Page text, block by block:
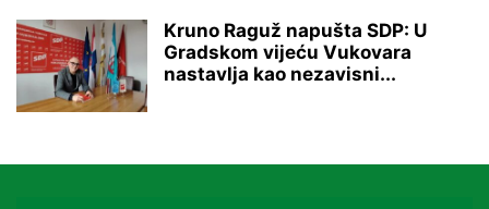
Kruno Raguž napušta SDP: U
Gradskom vijeću Vukovara
nastavlja kao nezavisni...